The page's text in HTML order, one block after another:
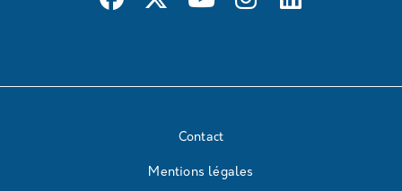
Contact
Mentions légales